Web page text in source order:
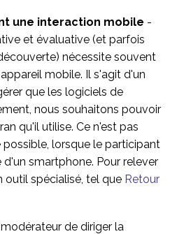
une interaction mobile -
et évaluative (et parfois
nécessite souvent
mobile. Il s'agit d'un
que les logiciels de
nous souhaitons pouvoir
qu'il utilise. Ce n'est pas
lorsque le participant
d'un smartphone. Pour relever
outil spécialisé, tel que Retour
de diriger la